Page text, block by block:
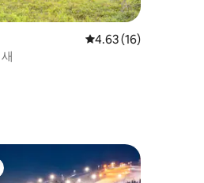
평점 4.63점(5점 만점
4.63 (16)